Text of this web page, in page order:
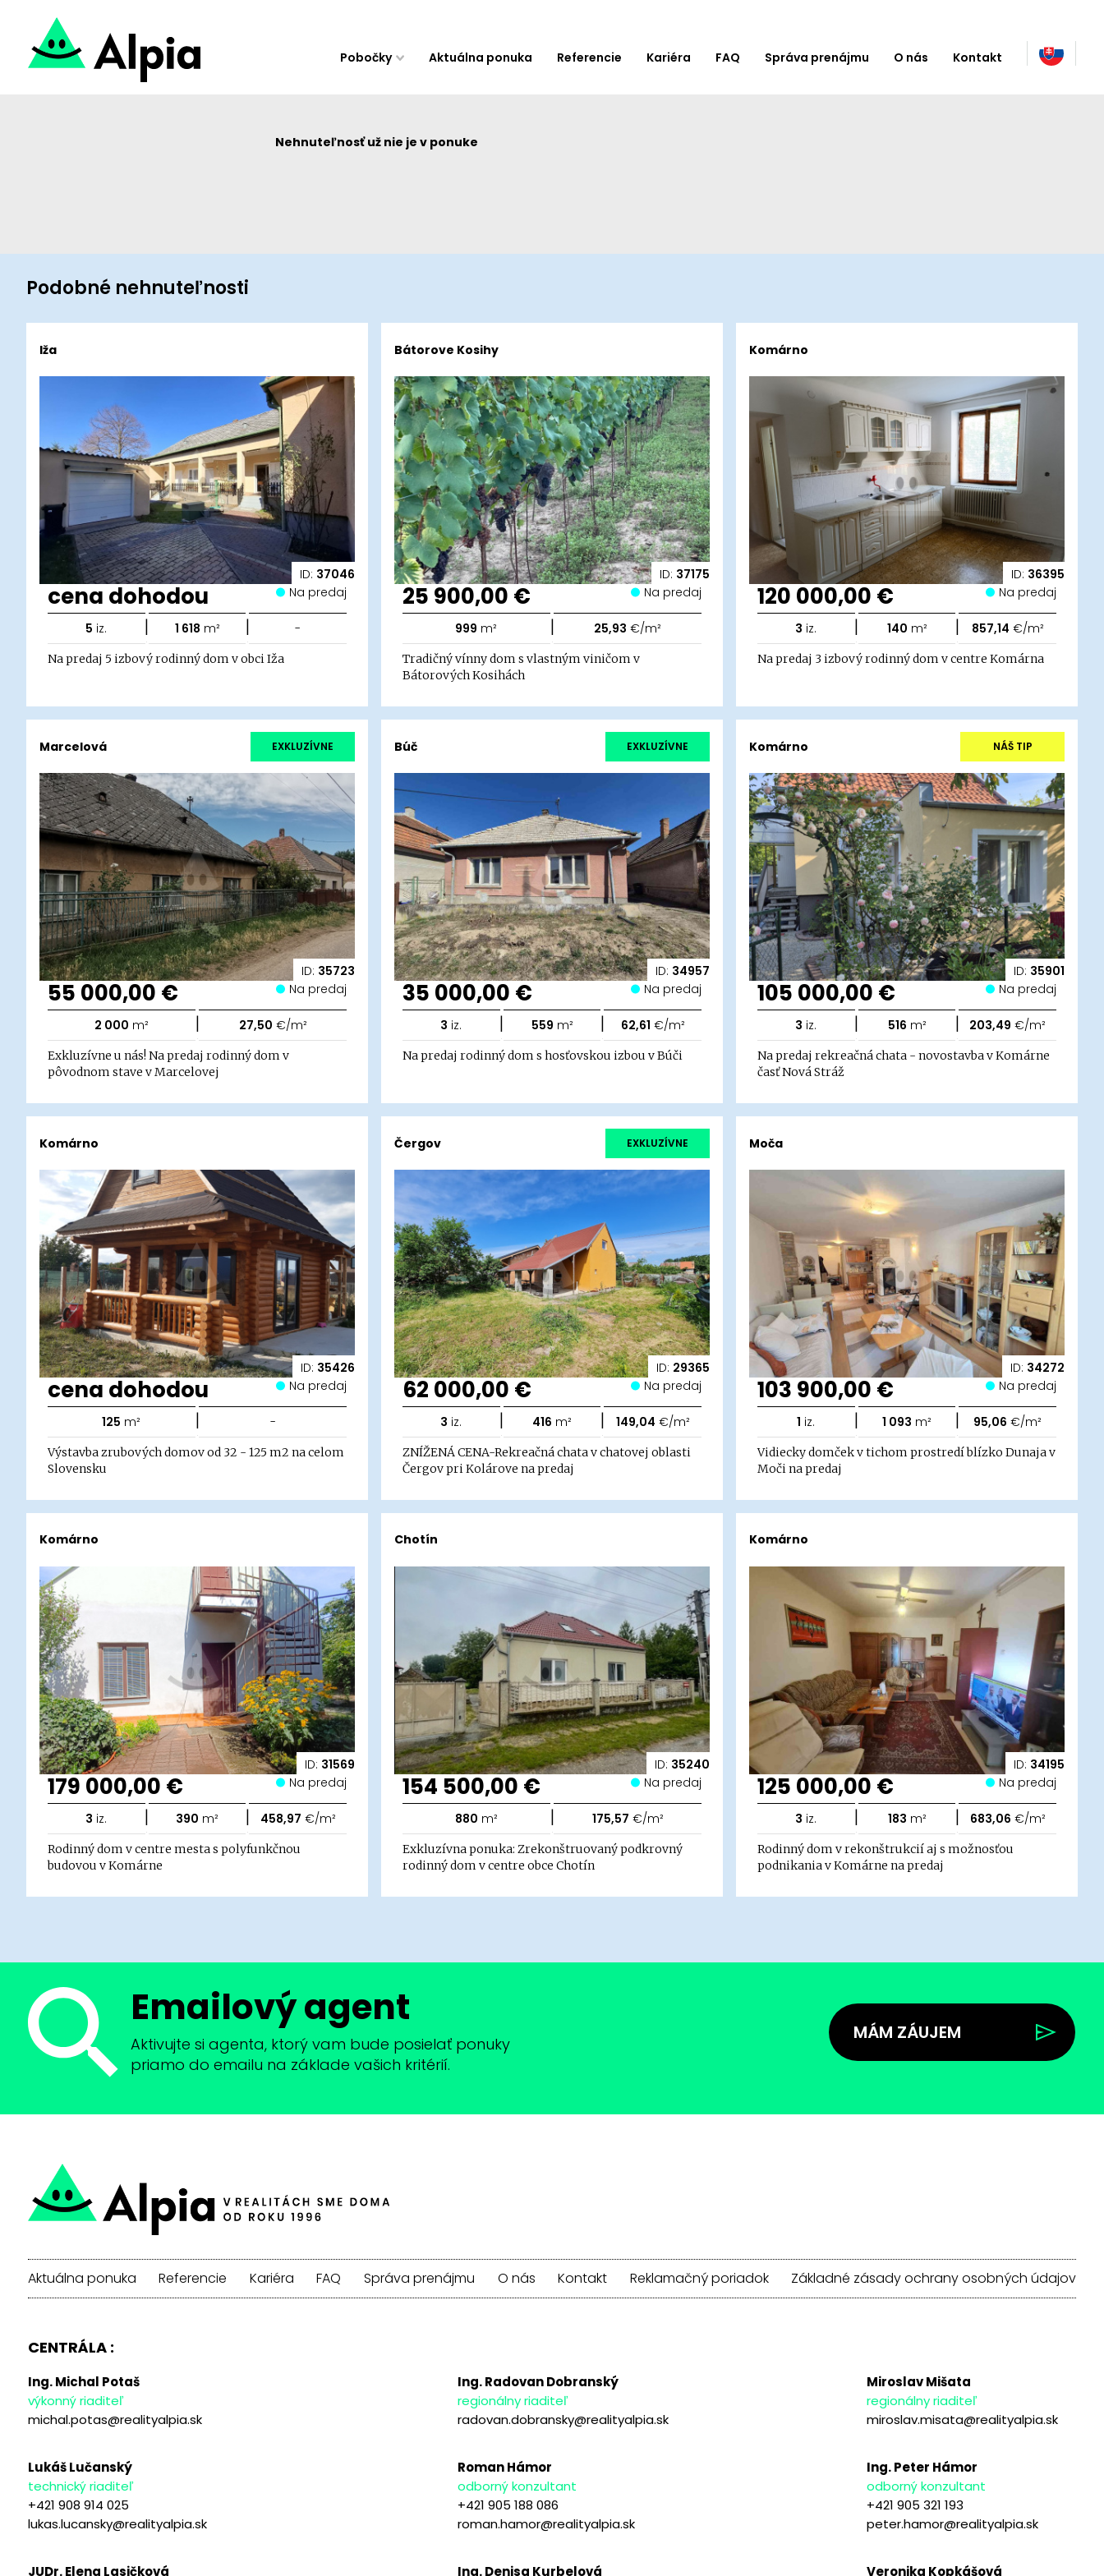
Pobočky Aktuálna ponuka Referencie Kariéra FAQ Správa prenájmu O nás Kontakt
Nehnuteľnosť už nie je v ponuke
Podobné nehnuteľnosti
ID: 37046
Iža
cena dohodou Na predaj
5 iz. | 1 618 m² | -
Na predaj 5 izbový rodinný dom v obci Iža
ID: 37175
Bátorove Kosihy
25 900,00 € Na predaj
999 m² | 25,93 €/m²
Tradičný vínny dom s vlastným viničom v
Bátorových Kosihách
ID: 36395
Komárno
120 000,00 € Na predaj
3 iz. | 140 m² | 857,14 €/m²
Na predaj 3 izbový rodinný dom v centre Komárna
ID: 35723
Marcelová EXKLUZÍVNE
55 000,00 € Na predaj
2 000 m² | 27,50 €/m²
Exkluzívne u nás! Na predaj rodinný dom v
pôvodnom stave v Marcelovej
ID: 34957
Búč EXKLUZÍVNE
35 000,00 € Na predaj
3 iz. | 559 m² | 62,61 €/m²
Na predaj rodinný dom s hosťovskou izbou v Búči
ID: 35901
Komárno NÁŠ TIP
105 000,00 € Na predaj
3 iz. | 516 m² | 203,49 €/m²
Na predaj rekreačná chata - novostavba v Komárne
časť Nová Stráž
ID: 35426
Komárno
cena dohodou Na predaj
125 m² | -
Výstavba zrubových domov od 32 - 125 m2 na celom
Slovensku
ID: 29365
Čergov EXKLUZÍVNE
62 000,00 € Na predaj
3 iz. | 416 m² | 149,04 €/m²
ZNÍŽENÁ CENA-Rekreačná chata v chatovej oblasti
Čergov pri Kolárove na predaj
ID: 34272
Moča
103 900,00 € Na predaj
1 iz. | 1 093 m² | 95,06 €/m²
Vidiecky domček v tichom prostredí blízko Dunaja v
Moči na predaj
ID: 31569
Komárno
179 000,00 € Na predaj
3 iz. | 390 m² | 458,97 €/m²
Rodinný dom v centre mesta s polyfunkčnou
budovou v Komárne
ID: 35240
Chotín
154 500,00 € Na predaj
880 m² | 175,57 €/m²
Exkluzívna ponuka: Zrekonštruovaný podkrovný
rodinný dom v centre obce Chotín
ID: 34195
Komárno
125 000,00 € Na predaj
3 iz. | 183 m² | 683,06 €/m²
Rodinný dom v rekonštrukcií aj s možnosťou
podnikania v Komárne na predaj
Emailový agent
Aktivujte si agenta, ktorý vam bude posielať ponuky
priamo do emailu na základe vašich kritérií.
MÁM ZÁUJEM
Aktuálna ponuka Referencie Kariéra FAQ Správa prenájmu O nás Kontakt Reklamačný poriadok Základné zásady ochrany osobných údajov
CENTRÁLA :
Ing. Michal Potaš
výkonný riaditeľ
michal.potas@realityalpia.sk
Ing. Radovan Dobranský
regionálny riaditeľ
radovan.dobransky@realityalpia.sk
Miroslav Mišata
regionálny riaditeľ
miroslav.misata@realityalpia.sk
Lukáš Lučanský
technický riaditeľ
+421 908 914 025
lukas.lucansky@realityalpia.sk
Roman Hámor
odborný konzultant
+421 905 188 086
roman.hamor@realityalpia.sk
Ing. Peter Hámor
odborný konzultant
+421 905 321 193
peter.hamor@realityalpia.sk
JUDr. Elena Lasičková Ing. Denisa Kurbelová Veronika Kopkášová